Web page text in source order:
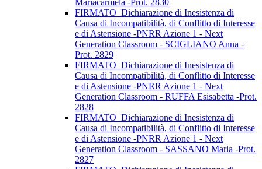
Mariacarmela -Prot. 2830
FIRMATO_Dichiarazione di Inesistenza di
Causa di Incompatibilità, di Conflitto di Interesse
e di Astensione -PNRR Azione 1 - Next
Generation Classroom - SCIGLIANO Anna -
Prot. 2829
FIRMATO_Dichiarazione di Inesistenza di
Causa di Incompatibilità, di Conflitto di Interesse
e di Astensione -PNRR Azione 1 - Next
Generation Classroom - RUFFA Esisabetta -Prot.
2828
FIRMATO_Dichiarazione di Inesistenza di
Causa di Incompatibilità, di Conflitto di Interesse
e di Astensione -PNRR Azione 1 - Next
Generation Classroom - SASSANO Maria -Prot.
2827